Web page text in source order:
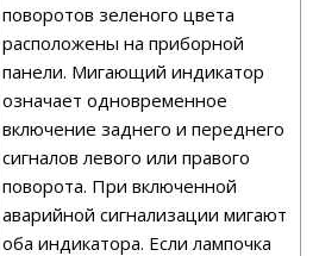
поворотов зеленого цвета
расположены на приборной
панели. Мигающий индикатор
означает одновременное
включение заднего и переднего
сигналов левого или правого
поворота. При включенной
аварийной сигнализации мигают
оба индикатора. Если лампочка